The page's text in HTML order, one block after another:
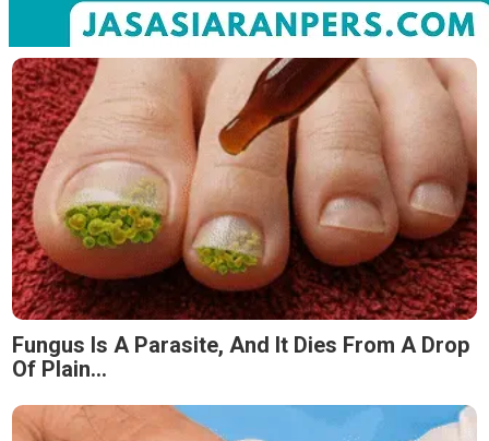
Fungus Is A Parasite, And It Dies From A Drop
Of Plain...